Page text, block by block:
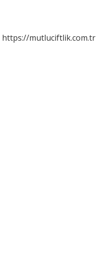
https://mutluciftlik.com.tr